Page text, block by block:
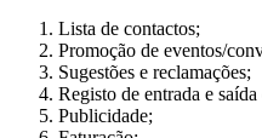
Lista de contactos;
Promoção de eventos/
Sugestões e reclamações;
Registo de entrada e
Publicidade;